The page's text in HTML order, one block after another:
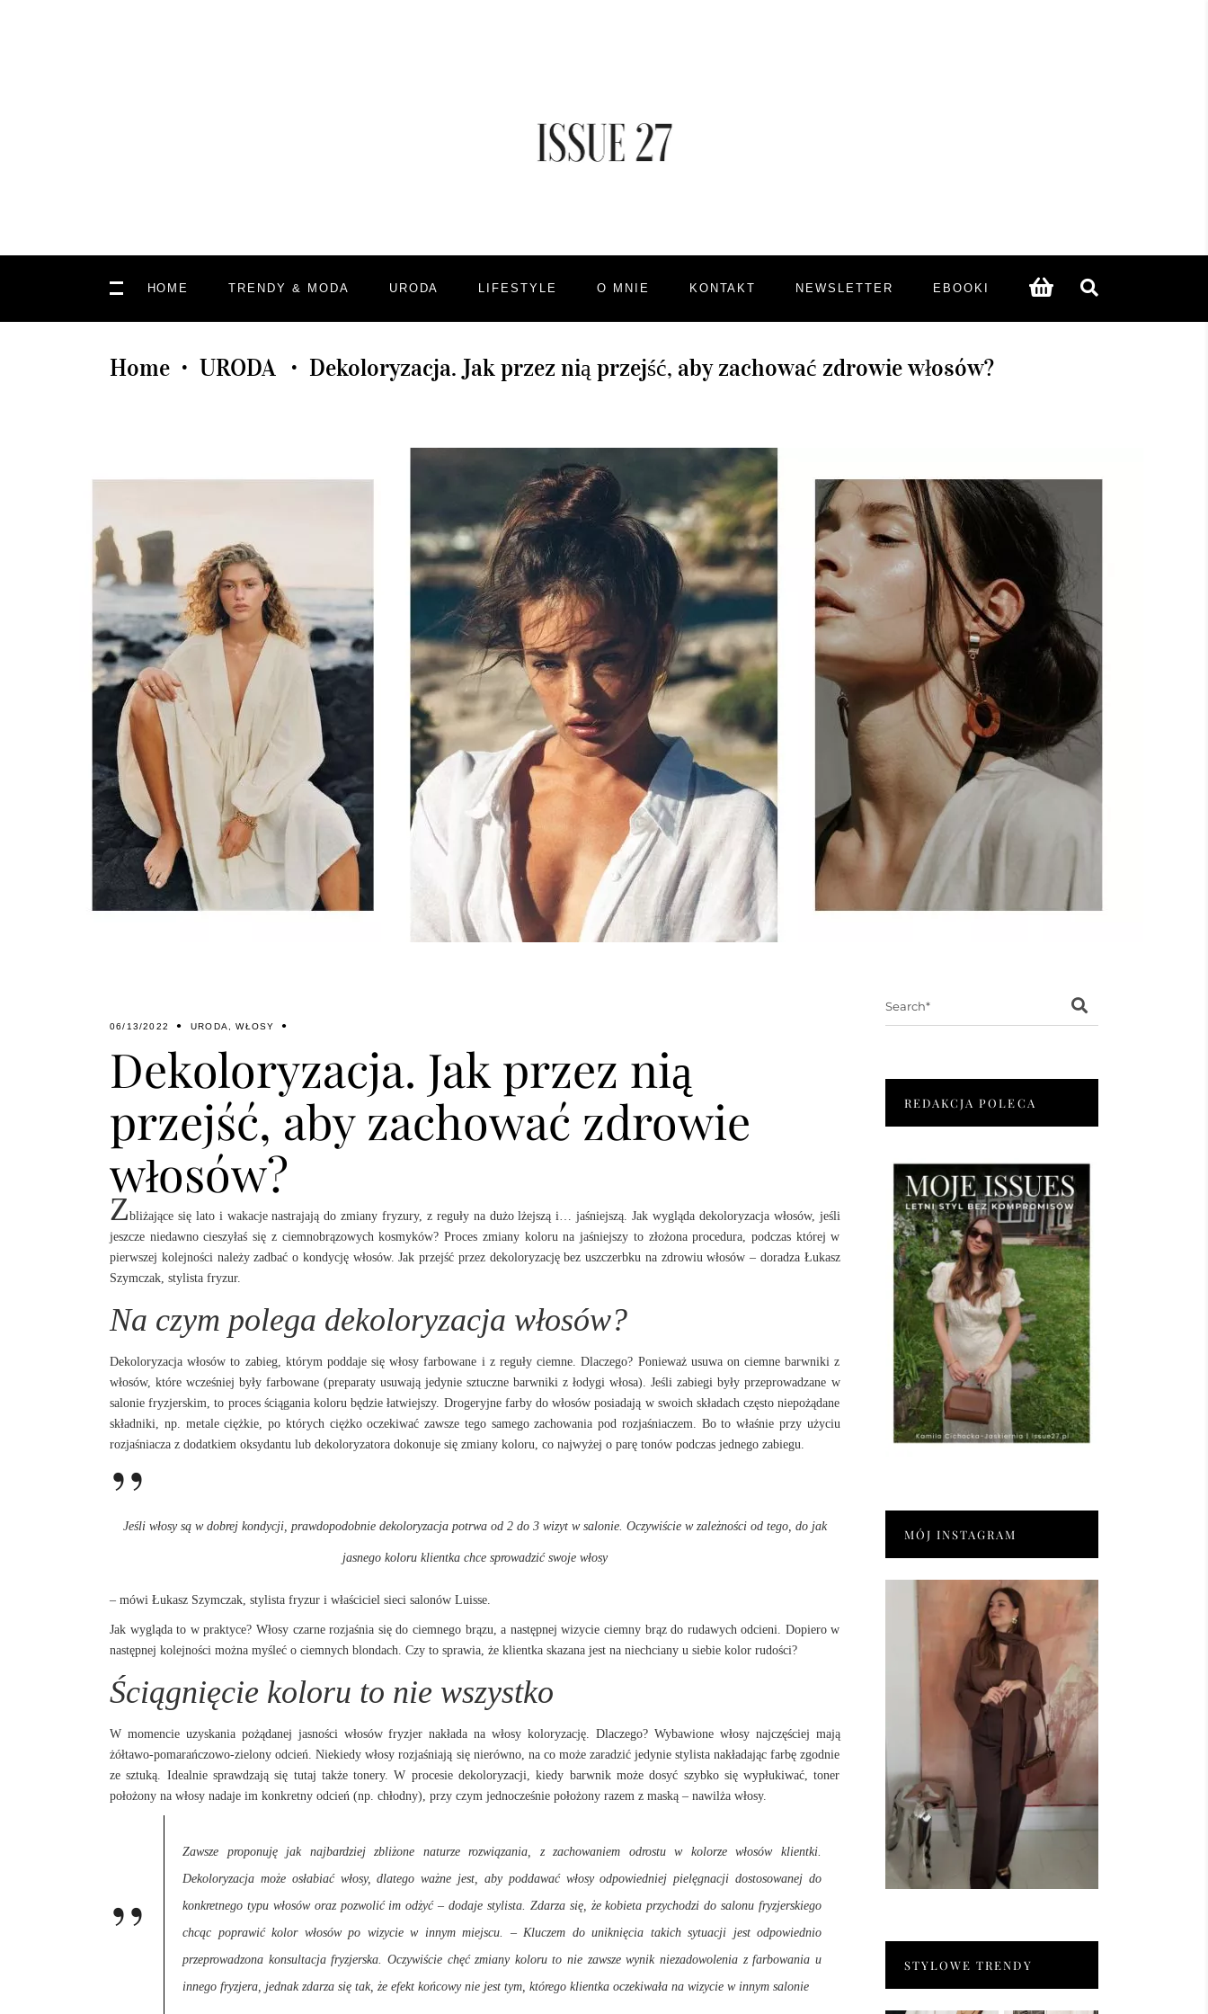
HOME TRENDY & MODA URODA LIFESTYLE O MNIE KONTAKT NEWSLETTER EBOOKI
Home • URODA • Dekoloryzacja. Jak przez nią przejść, aby zachować zdrowie włosów?
06/13/2022 URODA ,WŁOSY
Dekoloryzacja. Jak przez nią
przejść, aby zachować zdrowie
włosów?
Zbliżające się lato i wakacje nastrajają do zmiany fryzury, z reguły na dużo lżejszą i… jaśniejszą. Jak wygląda dekoloryzacja włosów, jeśli
jeszcze niedawno cieszyłaś się z ciemnobrązowych kosmyków? Proces zmiany koloru na jaśniejszy to złożona procedura, podczas której w
pierwszej kolejności należy zadbać o kondycję włosów. Jak przejść przez dekoloryzację bez uszczerbku na zdrowiu włosów – doradza Łukasz
Szymczak, stylista fryzur.
Na czym polega dekoloryzacja włosów?
Dekoloryzacja włosów to zabieg, którym poddaje się włosy farbowane i z reguły ciemne. Dlaczego? Ponieważ usuwa on ciemne barwniki z
włosów, które wcześniej były farbowane (preparaty usuwają jedynie sztuczne barwniki z łodygi włosa). Jeśli zabiegi były przeprowadzane w
salonie fryzjerskim, to proces ściągania koloru będzie łatwiejszy. Drogeryjne farby do włosów posiadają w swoich składach często niepożądane
składniki, np. metale ciężkie, po których ciężko oczekiwać zawsze tego samego zachowania pod rozjaśniaczem. Bo to właśnie przy użyciu
rozjaśniacza z dodatkiem oksydantu lub dekoloryzatora dokonuje się zmiany koloru, co najwyżej o parę tonów podczas jednego zabiegu.
Jeśli włosy są w dobrej kondycji, prawdopodobnie dekoloryzacja potrwa od 2 do 3 wizyt w salonie. Oczywiście w zależności od tego, do jak
jasnego koloru klientka chce sprowadzić swoje włosy
– mówi Łukasz Szymczak, stylista fryzur i właściciel sieci salonów Luisse.
Jak wygląda to w praktyce? Włosy czarne rozjaśnia się do ciemnego brązu, a następnej wizycie ciemny brąz do rudawych odcieni. Dopiero w
następnej kolejności można myśleć o ciemnych blondach. Czy to sprawia, że klientka skazana jest na niechciany u siebie kolor rudości?
Ściągnięcie koloru to nie wszystko
W momencie uzyskania pożądanej jasności włosów fryzjer nakłada na włosy koloryzację. Dlaczego? Wybawione włosy najczęściej mają
żółtawo-pomarańczowo-zielony odcień. Niekiedy włosy rozjaśniają się nierówno, na co może zaradzić jedynie stylista nakładając farbę zgodnie
ze sztuką. Idealnie sprawdzają się tutaj także tonery. W procesie dekoloryzacji, kiedy barwnik może dosyć szybko się wypłukiwać, toner
położony na włosy nadaje im konkretny odcień (np. chłodny), przy czym jednocześnie położony razem z maską – nawilża włosy.
Zawsze proponuję jak najbardziej zbliżone naturze rozwiązania, z zachowaniem odrostu w kolorze włosów klientki.
Dekoloryzacja może osłabiać włosy, dlatego ważne jest, aby poddawać włosy odpowiedniej pielęgnacji dostosowanej do
konkretnego typu włosów oraz pozwolić im odżyć – dodaje stylista. Zdarza się, że kobieta przychodzi do salonu fryzjerskiego
chcąc poprawić kolor włosów po wizycie w innym miejscu. – Kluczem do uniknięcia takich sytuacji jest odpowiednio
przeprowadzona konsultacja fryzjerska. Oczywiście chęć zmiany koloru to nie zawsze wynik niezadowolenia z farbowania u
innego fryzjera, jednak zdarza się tak, że efekt końcowy nie jest tym, którego klientka oczekiwała na wizycie w innym salonie
REDAKCJA POLECA
MÓJ INSTAGRAM
STYLOWE TRENDY